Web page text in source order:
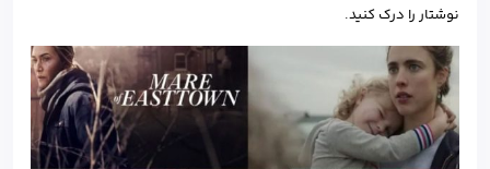
نوشتار را درک کنید.